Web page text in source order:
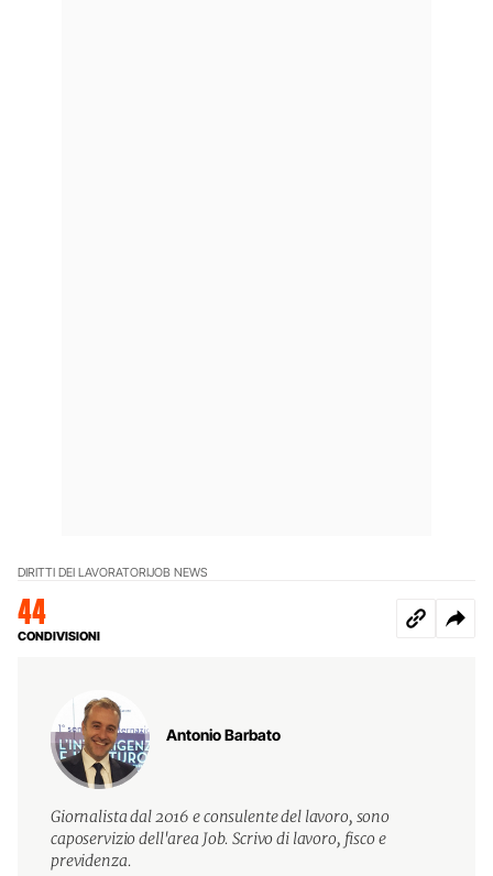
DIRITTI DEI LAVORATORIJOB NEWS
44
CONDIVISIONI
Antonio Barbato
Giornalista dal 2016 e consulente del lavoro, sono
caposervizio dell'area Job. Scrivo di lavoro, fisco e
previdenza.